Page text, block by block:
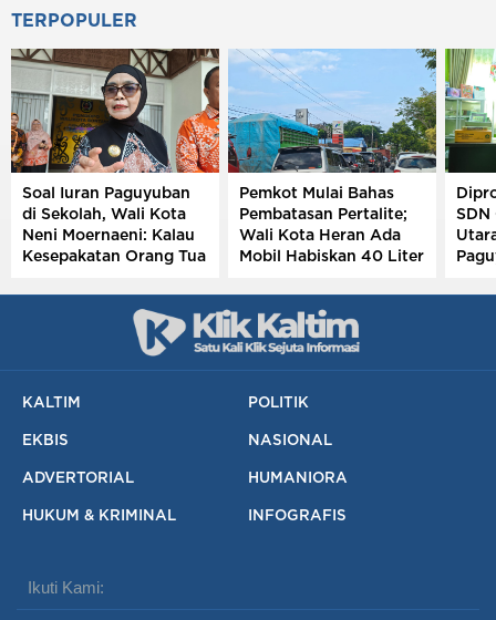
TERPOPULER
Soal Iuran Paguyuban
di Sekolah, Wali Kota
Neni Moernaeni: Kalau
Kesepakatan Orang Tua
Pemkot Mulai Bahas
Pembatasan Pertalite;
Wali Kota Heran Ada
Mobil Habiskan 40 Liter
KALTIM POLITIK
EKBIS NASIONAL
ADVERTORIAL HUMANIORA
HUKUM & KRIMINAL INFOGRAFIS
Ikuti Kami: